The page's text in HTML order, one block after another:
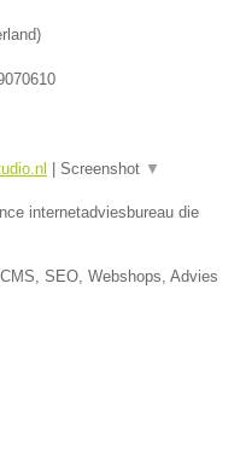
)
Screenshot ▼
internetadviesbureau die
SEO, Webshops, Advies